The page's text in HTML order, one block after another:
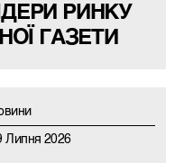
РИНКУ
ГАЗЕТИ
Липня 2026